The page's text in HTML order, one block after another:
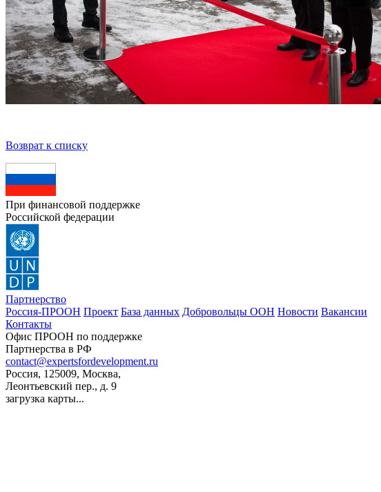
Возврат к списку
При финансовой поддержке
Российской федерации
Партнерство
Россия-ПРООН Проект База данных Добровольцы ООН Новости Вакансии
Контакты
Офис ПРООН по поддержке
Партнерства в РФ
contact@expertsfordevelopment.ru
Россия, 125009, Москва,
Леонтьевский пер., д. 9
загрузка карты...